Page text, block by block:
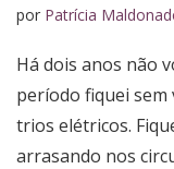
por Patrícia
Há dois anos não
período fiquei
trios elétricos.
arrasando nos